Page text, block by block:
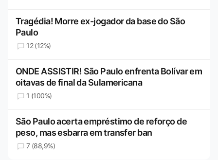
Tragédia! Morre ex-jogador da base do São
Paulo
12 (12%)
ONDE ASSISTIR! São Paulo enfrenta Bolívar em
oitavas de final da Sulamericana
1 (100%)
São Paulo acerta empréstimo de reforço de
peso, mas esbarra em transfer ban
7 (88,9%)